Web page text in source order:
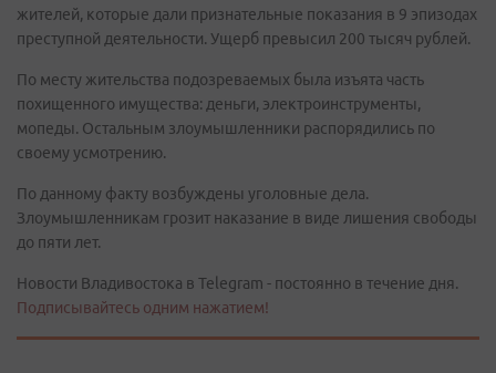
жителей, которые дали признательные показания в 9 эпизодах
преступной деятельности. Ущерб превысил 200 тысяч рублей.
По месту жительства подозреваемых была изъята часть
похищенного имущества: деньги, электроинструменты,
мопеды. Остальным злоумышленники распорядились по
своему усмотрению.
По данному факту возбуждены уголовные дела.
Злоумышленникам грозит наказание в виде лишения свободы
до пяти лет.
Новости Владивостока в Telegram - постоянно в течение дня.
Подписывайтесь одним нажатием!